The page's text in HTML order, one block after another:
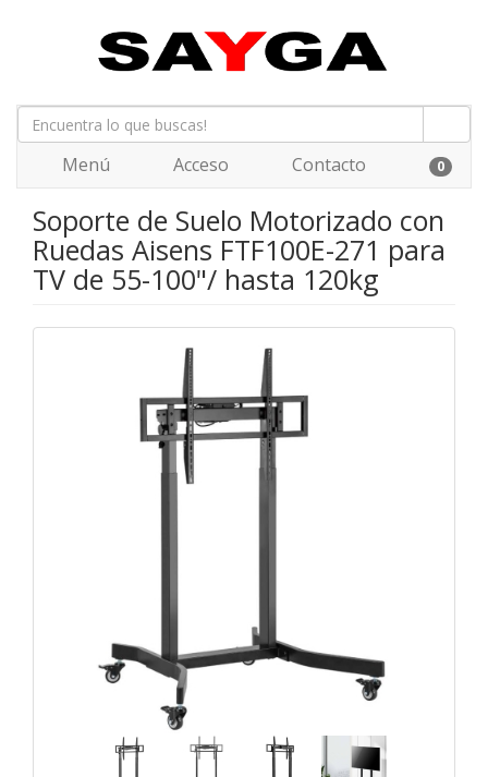
Menú Acceso Contacto 0
Soporte de Suelo Motorizado con
Ruedas Aisens FTF100E-271 para
TV de 55-100"/ hasta 120kg